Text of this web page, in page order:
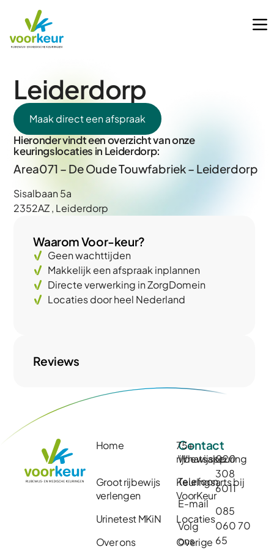
Leiderdorp
Maak direct een afspraak
Hieronder vindt een overzicht van onze
keuringslocaties in Leiderdorp:
Area071 – De Oude Touwfabriek – Leiderdorp
Sisalbaan 5a
2352AZ , Leiderdorp
Waarom Voor-keur?
Geen wachttijden
Makkelijk een afspraak inplannen
Directe verwerking in ZorgDomein
Locaties door heel Nederland
Reviews
Home
75+
rijbewijskeuring
Groot rijbewijs
verlengen
Keuringsarts bij
VoorKeur
Urinetest MKiN
Locaties
Over ons
Overige
Contact
Whatsapp
Telefoon
E-mail
Volg
ons
020
308
6011
085
060 70
65